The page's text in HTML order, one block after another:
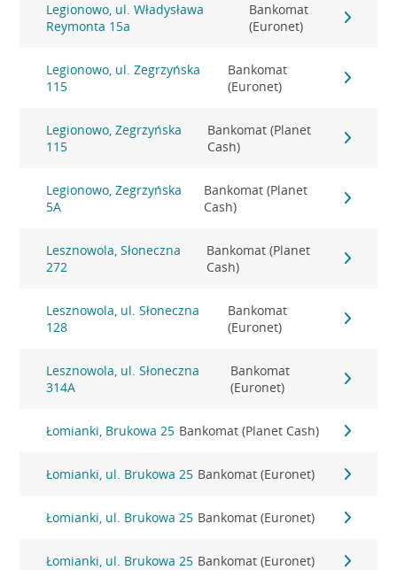
Legionowo, ul. Władysława
Reymonta 15a
Bankomat
(Euronet)
Legionowo, ul. Zegrzyńska
115
Bankomat
(Euronet)
Legionowo, Zegrzyńska
115
Bankomat (Planet
Cash)
Legionowo, Zegrzyńska
5A
Bankomat (Planet
Cash)
Lesznowola, Słoneczna
272
Bankomat (Planet
Cash)
Lesznowola, ul. Słoneczna
128
Bankomat
(Euronet)
Lesznowola, ul. Słoneczna
314A
Bankomat
(Euronet)
Łomianki, Brukowa 25 Bankomat (Planet Cash)
Łomianki, ul. Brukowa 25 Bankomat (Euronet)
Łomianki, ul. Brukowa 25 Bankomat (Euronet)
Łomianki, ul. Brukowa 25 Bankomat (Euronet)